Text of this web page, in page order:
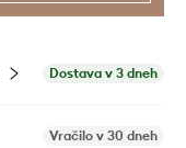
Dostava v 3 dneh
Vračilo v 30 dneh